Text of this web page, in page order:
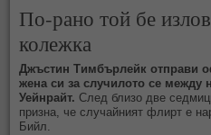
По-рано той бе
колежка
Джъстин Тимбърлейк отправи
жена си за случилото се между
Уейнрайт. След близо две
призна, че случайният флирт е
Бийл.